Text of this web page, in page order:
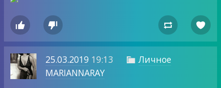
   
25.03.2019 19:13  Личное
MARIANNARAY